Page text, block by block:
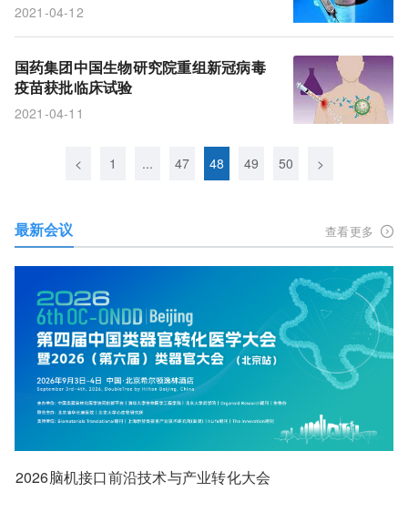
2021-04-12
国药集团中国生物研究院重组新冠病毒
疫苗获批临床试验
2021-04-11
< 1 ... 47 48 49 50 >
最新会议 查看更多
2026脑机接口前沿技术与产业转化大会